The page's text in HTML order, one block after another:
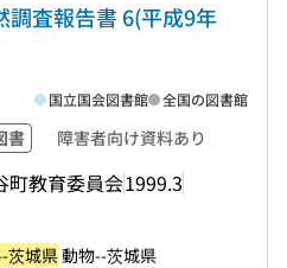
調査報告書 6(平成9年
書 障害者向け資料あり
町教育委員会1999.3
国立国会図書館 全国の図書館
茨城県動物--茨城県